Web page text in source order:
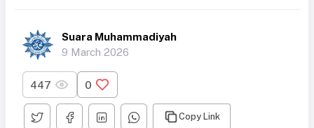
Suara Muhammadiyah
9 March 2026
447 0
Copy Link